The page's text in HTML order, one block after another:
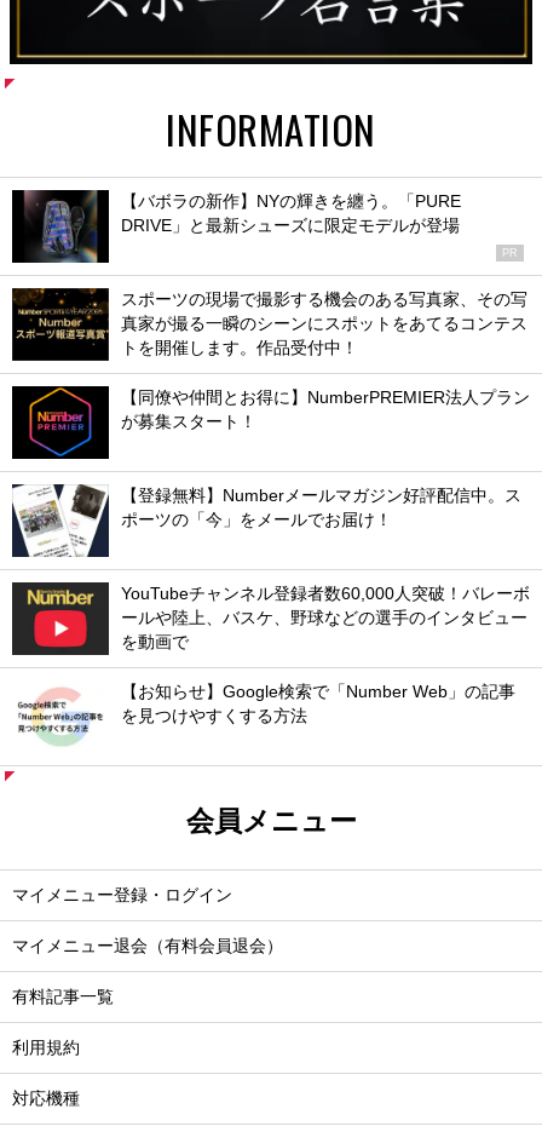
INFORMATION
【バボラの新作】NYの輝きを纏う。「PURE
DRIVE」と最新シューズに限定モデルが登場
PR
スポーツの現場で撮影する機会のある写真家、その写
真家が撮る一瞬のシーンにスポットをあてるコンテス
トを開催します。作品受付中！
【同僚や仲間とお得に】NumberPREMIER法人プラン
が募集スタート！
【登録無料】Numberメールマガジン好評配信中。ス
ポーツの「今」をメールでお届け！
YouTubeチャンネル登録者数60,000人突破！バレーボ
ールや陸上、バスケ、野球などの選手のインタビュー
を動画で
【お知らせ】Google検索で「Number Web」の記事
を見つけやすくする方法
会員メニュー
マイメニュー登録・ログイン
マイメニュー退会（有料会員退会）
有料記事一覧
利用規約
対応機種